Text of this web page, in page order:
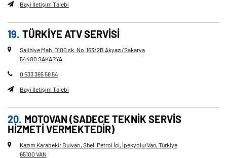
Bayi İletişim Talebi
TÜRKİYE ATV SERVİSİ
Salihiye Mah. D100 sk. No:163/2B Akyazı/Sakarya
54400 SAKARYA
0 533 365 58 54
Bayi İletişim Talebi
MOTOVAN (SADECE TEKNIK SERVIS
HIZMETI VERMEKTEDIR)
Kazım Karabekir Bulvarı, Shell Petrol İçi, İpekyolu/Van, Türkiye
65100 VAN